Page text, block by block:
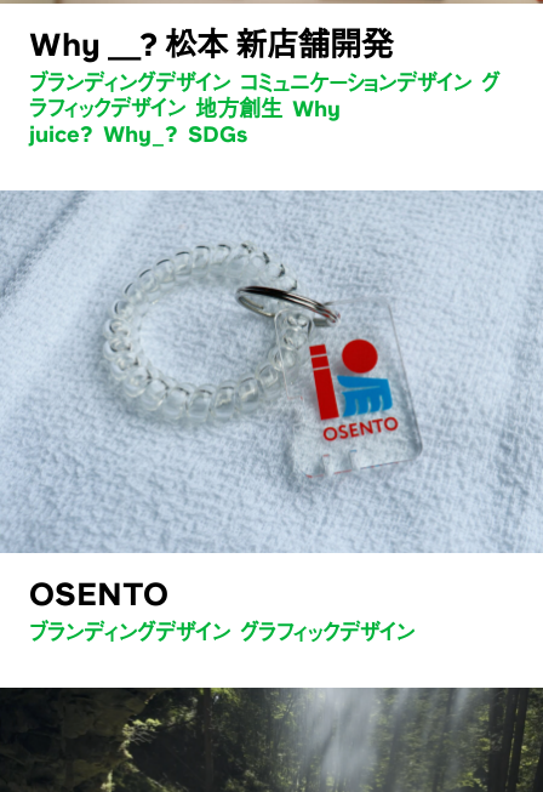
Why ＿? 松本 新店舗開発
ブランディングデザイン コミュニケーションデザイン グ
ラフィックデザイン 地方創生 Why
juice? Why_? SDGs
OSENTO
ブランディングデザイン グラフィックデザイン